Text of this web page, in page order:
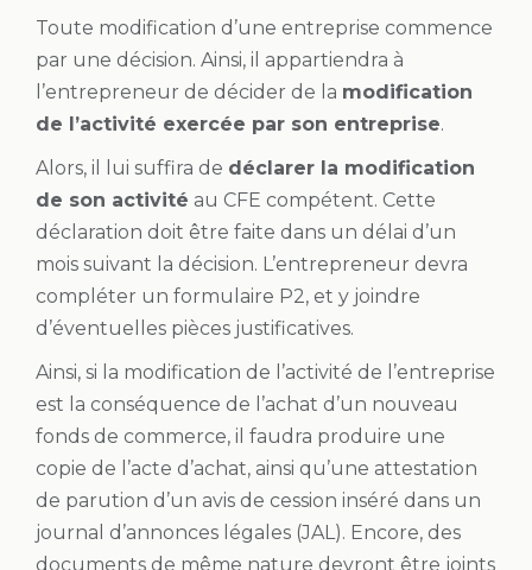
Toute modification d’une entreprise commence
par une décision. Ainsi, il appartiendra à
l’entrepreneur de décider de la modification
de l’activité exercée par son entreprise.
Alors, il lui suffira de déclarer la modification
de son activité au CFE compétent. Cette
déclaration doit être faite dans un délai d’un
mois suivant la décision. L’entrepreneur devra
compléter un formulaire P2, et y joindre
d’éventuelles pièces justificatives.
Ainsi, si la modification de l’activité de l’entreprise
est la conséquence de l’achat d’un nouveau
fonds de commerce, il faudra produire une
copie de l’acte d’achat, ainsi qu’une attestation
de parution d’un avis de cession inséré dans un
journal d’annonces légales (JAL). Encore, des
documents de même nature devront être joints